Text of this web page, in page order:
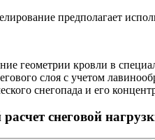
предполагает
геометрии кровли в
слоя с учетом
снегопада и его
снеговой